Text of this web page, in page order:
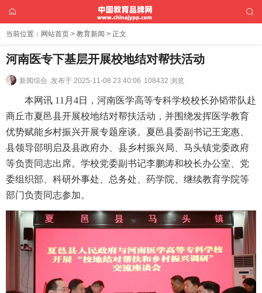
当前位置： 网站首页 > 教育新闻 > 正文
河南医专下基层开展校地结对帮扶活动
新闻综合 .发布于 2025-11-08 23:40:06 108432 浏览
本网讯 11月4日，河南医学高等专科学校校长孙韬带队赴
商丘市夏邑县开展校地结对帮扶活动，并围绕发挥医学教育
优势赋能乡村振兴开展专题座谈。夏邑县委副书记王宠惠、
县领导邵明启及县政府办、县乡村振兴局、马头镇党委政府
等负责同志出席。学校党委副书记李鹏涛和校长办公室、党
委组织部、科研外事处、总务处、药学院、继续教育学院等
部门负责同志参加。